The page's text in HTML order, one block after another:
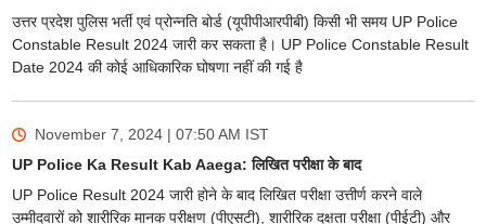
उत्तर प्रदेश पुलिस भर्ती एवं प्रोन्नति बोर्ड (यूपीपीआरपीबी) किसी भी समय UP Police
Constable Result 2024 जारी कर सकता है। UP Police Constable Result
Date 2024 की कोई आधिकारिक घोषणा नहीं की गई है
November 7, 2024 | 07:50 AM IST
UP Police Ka Result Kab Aaega: लिखित परीक्षा के बाद
UP Police Result 2024 जारी होने के बाद लिखित परीक्षा उत्तीर्ण करने वाले
उम्मीदवारों को शारीरिक मानक परीक्षण (पीएसटी), शारीरिक दक्षता परीक्षा (पीईटी) और